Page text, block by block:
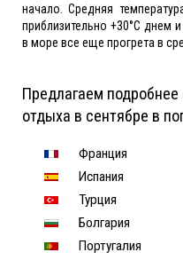
начало. Средняя
приблизительно +30°С днем
в море все еще прогрета в
Предлагаем
отдыха в сентябре в
Франция
Испания
Турция
Болгария
Португалия